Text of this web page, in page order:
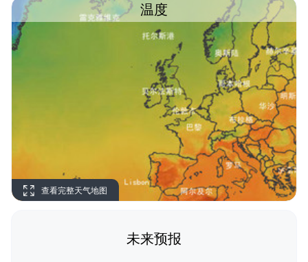
温度
查看完整天气地图
未来预报